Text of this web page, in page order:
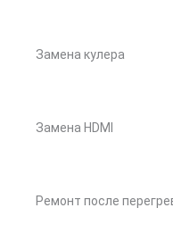
Замена кулера
Замена HDMI
Ремонт после